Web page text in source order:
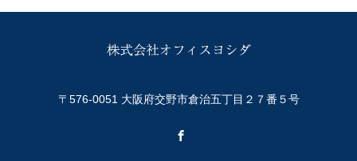
〒576-0051 大阪府交野市倉治五丁目２７番５号